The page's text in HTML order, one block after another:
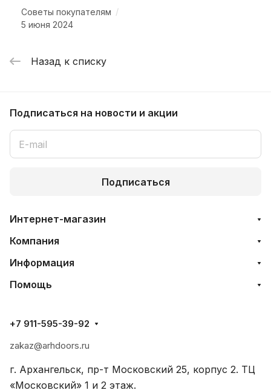
Советы покупателям /
5 июня 2024
Назад к списку
Подписаться на новости и акции
Подписаться
Интернет-магазин
Компания
Информация
Помощь
+7 911-595-39-92
zakaz@arhdoors.ru
г. Архангельск, пр-т Московский 25, корпус 2. ТЦ
«Московский» 1 и 2 этаж.